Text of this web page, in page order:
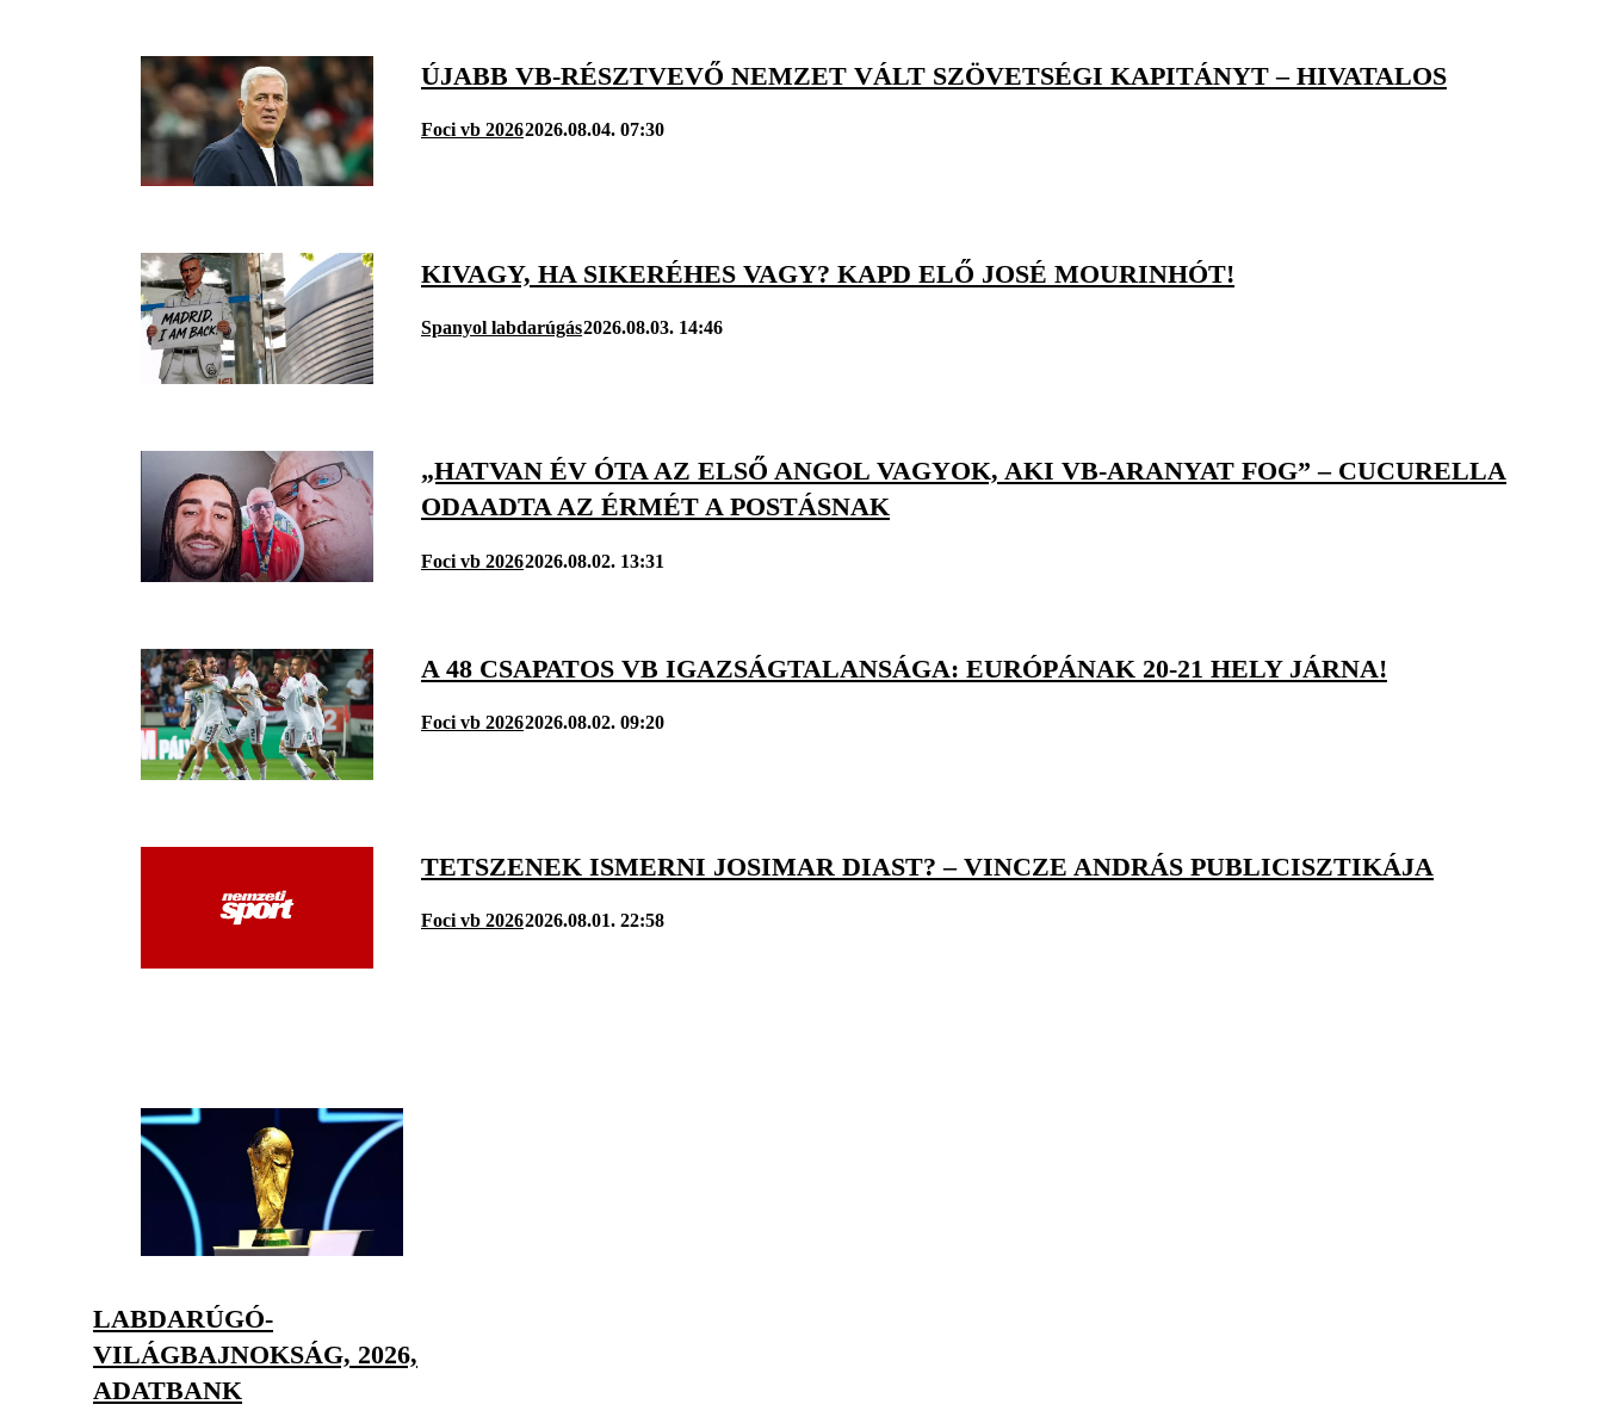
ÚJABB VB-RÉSZTVEVŐ NEMZET VÁLT SZÖVETSÉGI KAPITÁNYT – HIVATALOS
Foci vb 20262026.08.04. 07:30
KIVAGY, HA SIKERÉHES VAGY? KAPD ELŐ JOSÉ MOURINHÓT!
Spanyol labdarúgás2026.08.03. 14:46
„HATVAN ÉV ÓTA AZ ELSŐ ANGOL VAGYOK, AKI VB-ARANYAT FOG” – CUCURELLA
ODAADTA AZ ÉRMÉT A POSTÁSNAK
Foci vb 20262026.08.02. 13:31
A 48 CSAPATOS VB IGAZSÁGTALANSÁGA: EURÓPÁNAK 20-21 HELY JÁRNA!
Foci vb 20262026.08.02. 09:20
TETSZENEK ISMERNI JOSIMAR DIAST? – VINCZE ANDRÁS PUBLICISZTIKÁJA
Foci vb 20262026.08.01. 22:58
LABDARÚGÓ-
VILÁGBAJNOKSÁG, 2026,
ADATBANK